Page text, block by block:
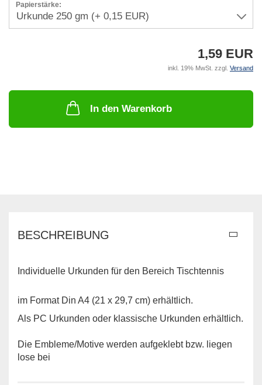
Papierstärke:
1,59 EUR
inkl. 19% MwSt. zzgl. Versand
In den Warenkorb
BESCHREIBUNG
Individuelle Urkunden für den Bereich Tischtennis
im Format Din A4 (21 x 29,7 cm) erhältlich.
Als PC Urkunden oder klassische Urkunden erhältlich.
Die Embleme/Motive werden aufgeklebt bzw. liegen
lose bei